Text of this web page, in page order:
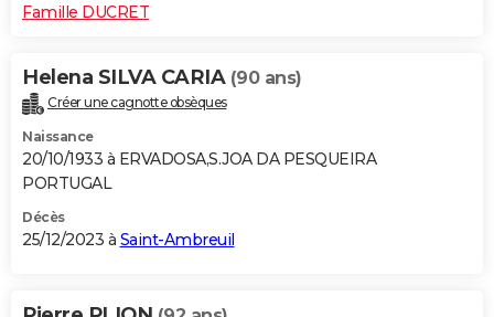
Famille DUCRET
Helena SILVA CARIA (90 ans)
Créer une cagnotte obsèques
Naissance
20/10/1933 à ERVADOSA,S.JOA DA PESQUEIRA
PORTUGAL
Décès
25/12/2023 à Saint-Ambreuil